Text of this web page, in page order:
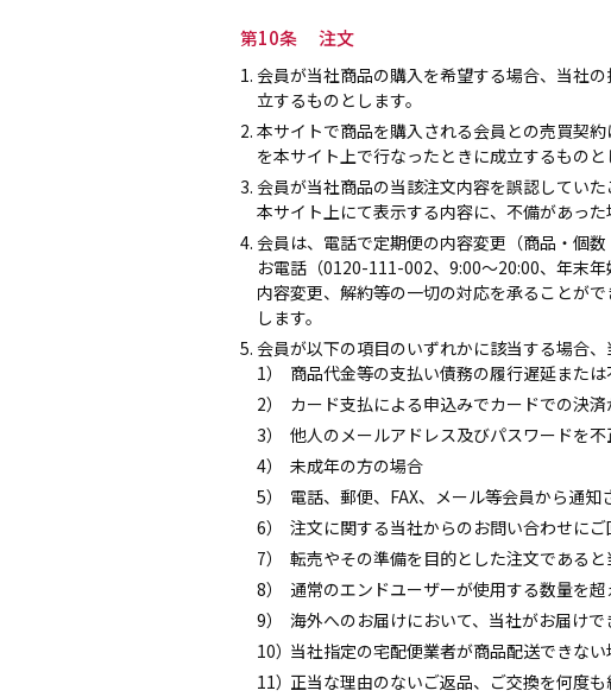
第10条 注文
1. 会員が当社商品の購入を希望する場合、当社
立するものとします。
2. 本サイトで商品を購入される会員との売買契
を本サイト上で行なったときに成立するものと
3. 会員が当社商品の当該注文内容を誤認してい
本サイト上にて表示する内容に、不備があった
4. 会員は、電話で定期便の内容変更（商品・個
お電話（0120-111-002、9:00～20:00、年末
内容変更、解約等の一切の対応を承ることが
します。
5. 会員が以下の項目のいずれかに該当する場合
1）
商品代金等の支払い債務の履行遅延また
2）
カード支払による申込みでカードでの決
3）
他人のメールアドレス及びパスワードを
4）
未成年の方の場合
5）
電話、郵便、FAX、メール等会員から通
6）
注文に関する当社からのお問い合わせに
7）
転売やその準備を目的とした注文である
8）
通常のエンドユーザーが使用する数量を
9）
海外へのお届けにおいて、当社がお届け
10）当社指定の宅配便業者が商品配送できな
11）正当な理由のないご返品、ご交換を何度